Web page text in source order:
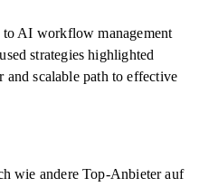
to AI workflow management
strategies highlighted
and scalable path to effective
wie andere Top-Anbieter auf